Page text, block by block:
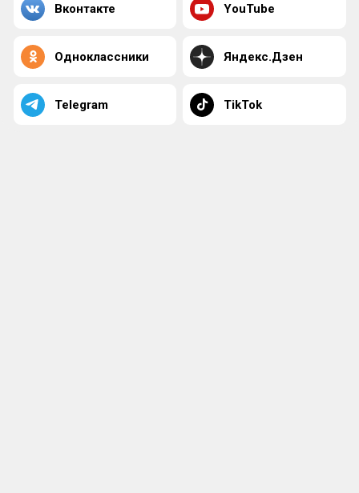
Вконтакте YouTube
Одноклассники Яндекс.Дзен
Telegram TikTok